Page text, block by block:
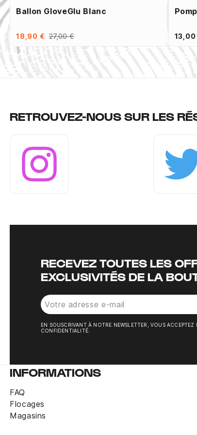
Ballon GloveGlu Blanc
18,90 € 27,00 € 13,00
RETROUVEZ-NOUS SUR LES
RECEVEZ TOUTES LES
EXCLUSIVITÉS DE LA
EN SOUSCRIVANT À NOTRE NEWSLETTER, VOUS
CONFIDENTIALITÉ.
INFORMATIONS
FAQ
Flocages
Magasins